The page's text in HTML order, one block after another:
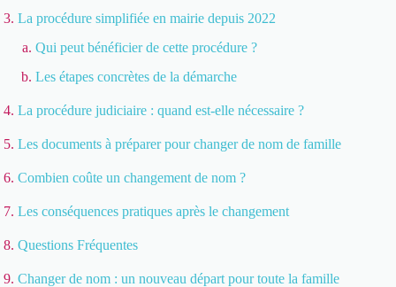
La procédure simplifiée en mairie depuis 2022
Qui peut bénéficier de cette procédure ?
Les étapes concrètes de la démarche
La procédure judiciaire : quand est-elle nécessaire ?
Les documents à préparer pour changer de nom de famille
Combien coûte un changement de nom ?
Les conséquences pratiques après le changement
Questions Fréquentes
Changer de nom : un nouveau départ pour toute la famille